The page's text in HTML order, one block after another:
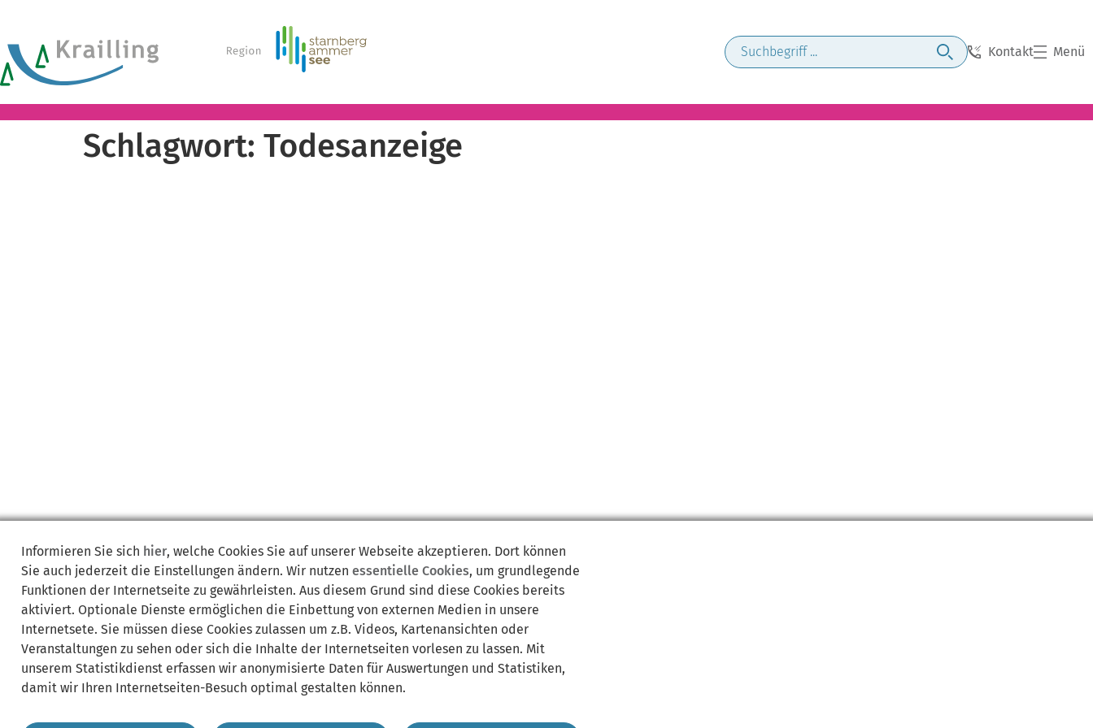
Kontakt Menü
Schlagwort: Todesanzeige
Informieren Sie sich hier, welche Cookies Sie auf unserer Webseite akzeptieren. Dort können
Sie auch jederzeit die Einstellungen ändern. Wir nutzen essentielle Cookies, um grundlegende
Funktionen der Internetseite zu gewährleisten. Aus diesem Grund sind diese Cookies bereits
aktiviert. Optionale Dienste ermöglichen die Einbettung von externen Medien in unsere
Internetsete. Sie müssen diese Cookies zulassen um z.B. Videos, Kartenansichten oder
Veranstaltungen zu sehen oder sich die Inhalte der Internetseiten vorlesen zu lassen. Mit
unserem Statistikdienst erfassen wir anonymisierte Daten für Auswertungen und Statistiken,
damit wir Ihren Internetseiten-Besuch optimal gestalten können.